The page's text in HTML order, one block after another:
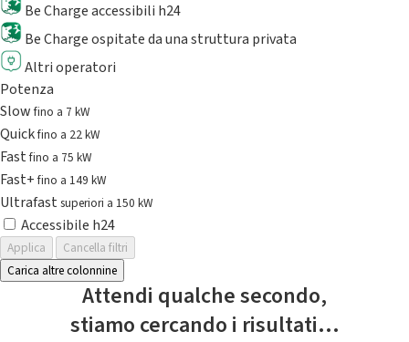
Be Charge accessibili h24
Be Charge ospitate da una struttura privata
Altri operatori
Potenza
Slowfino a 7 kW
Quickfino a 22 kW
Fastfino a 75 kW
Fast+fino a 149 kW
Ultrafast superiori a 150 kW
Accessibile h24
Applica
Cancella filtri
Carica altre colonnine
Attendi qualche secondo,
stiamo cercando i risultati...